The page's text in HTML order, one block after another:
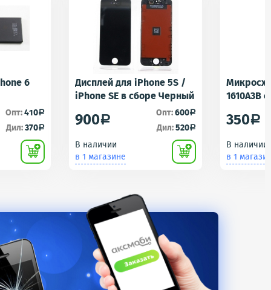
6
Опт:410a
Дил:370a
Дисплей для iPhone 5S /
iPhone SE в сборе Черный
900a Опт:600a
Дил:520a
В наличии
в 1 магазине
1610A3B
U2 Tristar
350a
В наличии
в 1